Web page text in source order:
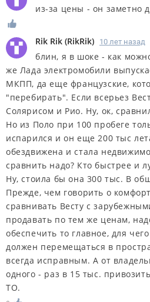
из-за цены - он заметно
Rik Rik (RikRik) 10 лет назад
блин, я в шоке - как
же Лада электромобили
МКПП, да еще французские,
"перебирать". Если всерьез
Солярисом и Рио. Ну, ок,
Но из Поло при 100 пробеге
испарился и он еще 200 тыс
обездвижена и стала
сравнить надо? Кто быстрее и
Ну, стоила бы она 300 тыс. В
Прежде, чем говорить о
сравнивать Весту с
продавать по тем же ценам,
обеспечить то главное, для
должен перемещаться в
всегда исправным. А от
одного - раз в 15 тыс.
ТО.